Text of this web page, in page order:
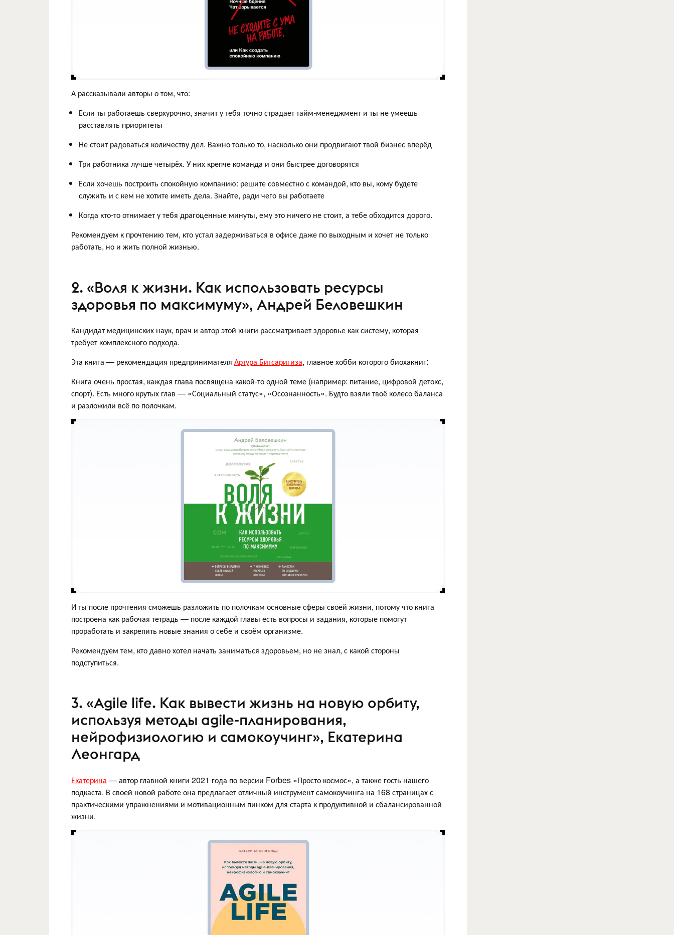
А рассказывали авторы о том, что:
Если ты работаешь сверхурочно, значит у тебя точно страдает тайм-менеджмент и ты не умеешь
расставлять приоритеты
Не стоит радоваться количеству дел. Важно только то, насколько они продвигают твой бизнес вперёд
Три работника лучше четырёх. У них крепче команда и они быстрее договорятся
Если хочешь построить спокойную компанию: решите совместно с командой, кто вы, кому будете
служить и с кем не хотите иметь дела. Знайте, ради чего вы работаете
Когда кто-то отнимает у тебя драгоценные минуты, ему это ничего не стоит, а тебе обходится дорого.
Рекомендуем к прочтению тем, кто устал задерживаться в офисе даже по выходным и хочет не только
работать, но и жить полной жизнью.
2. «Воля к жизни. Как использовать ресурсы
здоровья по максимуму», Андрей Беловешкин
Кандидат медицинских наук, врач и автор этой книги рассматривает здоровье как систему, которая
требует комплексного подхода.
Эта книга — рекомендация предпринимателя Артура Битсаригиза, главное хобби которого биохакниг:
Книга очень простая, каждая глава посвящена какой-то одной теме (например: питание, цифровой детокс,
спорт). Есть много крутых глав — «Социальный статус», «Осознанность». Будто взяли твоё колесо баланса
и разложили всё по полочкам.
И ты после прочтения сможешь разложить по полочкам основные сферы своей жизни, потому что книга
построена как рабочая тетрадь — после каждой главы есть вопросы и задания, которые помогут
проработать и закрепить новые знания о себе и своём организме.
Рекомендуем тем, кто давно хотел начать заниматься здоровьем, но не знал, с какой стороны
подступиться.
3. «Agile life. Как вывести жизнь на новую орбиту,
используя методы agile-планирования,
нейрофизиологию и самокоучинг», Екатерина
Леонгард
Екатерина — автор главной книги 2021 года по версии Forbes «Просто космос», а также гость нашего
подкаста. В своей новой работе она предлагает отличный инструмент самокоучинга на 168 страницах с
практическими упражнениями и мотивационным пинком для старта к продуктивной и сбалансированной
жизни.